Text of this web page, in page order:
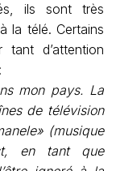
ils sont très
la télé. Certains
tant d’attention
mon pays. La
de télévision
(musique
en tant que